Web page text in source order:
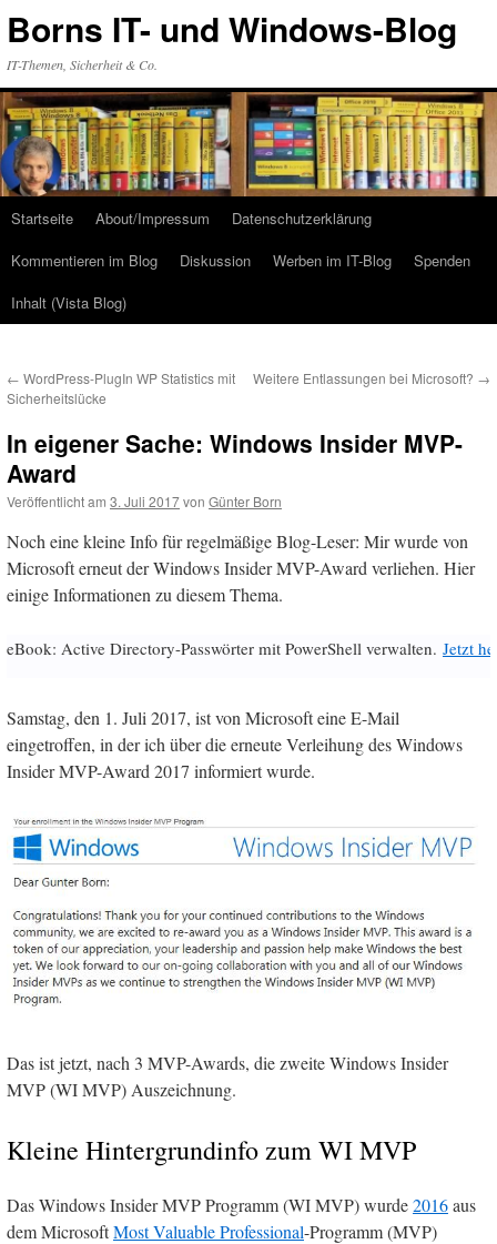
Inhalt
Borns IT- und Windows-Blog
IT-Themen, Sicherheit & Co.
Startseite About/Impressum
Datenschutzerklärung
Kommentieren im Blog
Diskussion Werben im IT-Blog
Spenden
Inhalt (Vista Blog)
← WordPress-PlugIn WP Statistics mit
Sicherheitslücke
Weitere Entlassungen bei Microsoft? →
In eigener Sache: Windows Insider MVP-
Award
Veröffentlicht am 3. Juli 2017von Günter Born
Noch eine kleine Info für regelmäßige Blog-Leser: Mir wurde von
Microsoft erneut der Windows Insider MVP-Award verliehen. Hier
einige Informationen zu diesem Thema.
eBook: Active Directory-Passwörter mit PowerShell verwalten. Jetzt
Samstag, den 1. Juli 2017, ist von Microsoft eine E-Mail
eingetroffen, in der ich über die erneute Verleihung des Windows
Insider MVP-Award 2017 informiert wurde.
Das ist jetzt, nach 3 MVP-Awards, die zweite Windows Insider
MVP (WI MVP) Auszeichnung.
Kleine Hintergrundinfo zum WI MVP
Das Windows Insider MVP Programm (WI MVP) wurde2016aus
dem MicrosoftMost Valuable Professional-Programm (MVP)